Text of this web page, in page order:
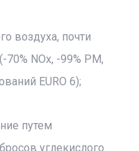
воздуха, почти
70% NOx, -99% PM,
EURO 6);
путем
углекислого